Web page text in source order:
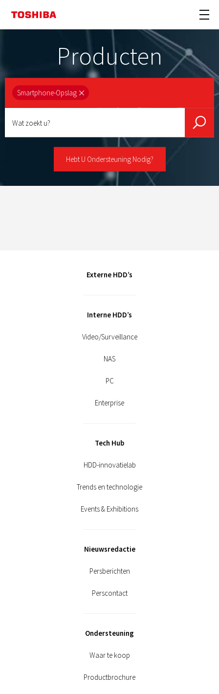
Producten
Smartphone-Opslag
Wat
zoekt
Hebt U Ondersteuning Nodig?
Externe HDD’s
Interne HDD’s
Video/Surveillance
NAS
PC
Enterprise
Tech Hub
HDD-innovatielab
Trends en technologie
Events & Exhibitions
Nieuwsredactie
Persberichten
Perscontact
Ondersteuning
Waar te koop
Productbrochure